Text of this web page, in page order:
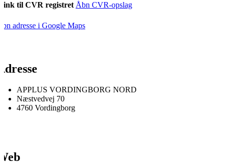
til CVR registret Åbn CVR-opslag
adresse i Google Maps
APPLUS VORDINGBORG NORD
Næstvedvej 70
4760 Vordingborg